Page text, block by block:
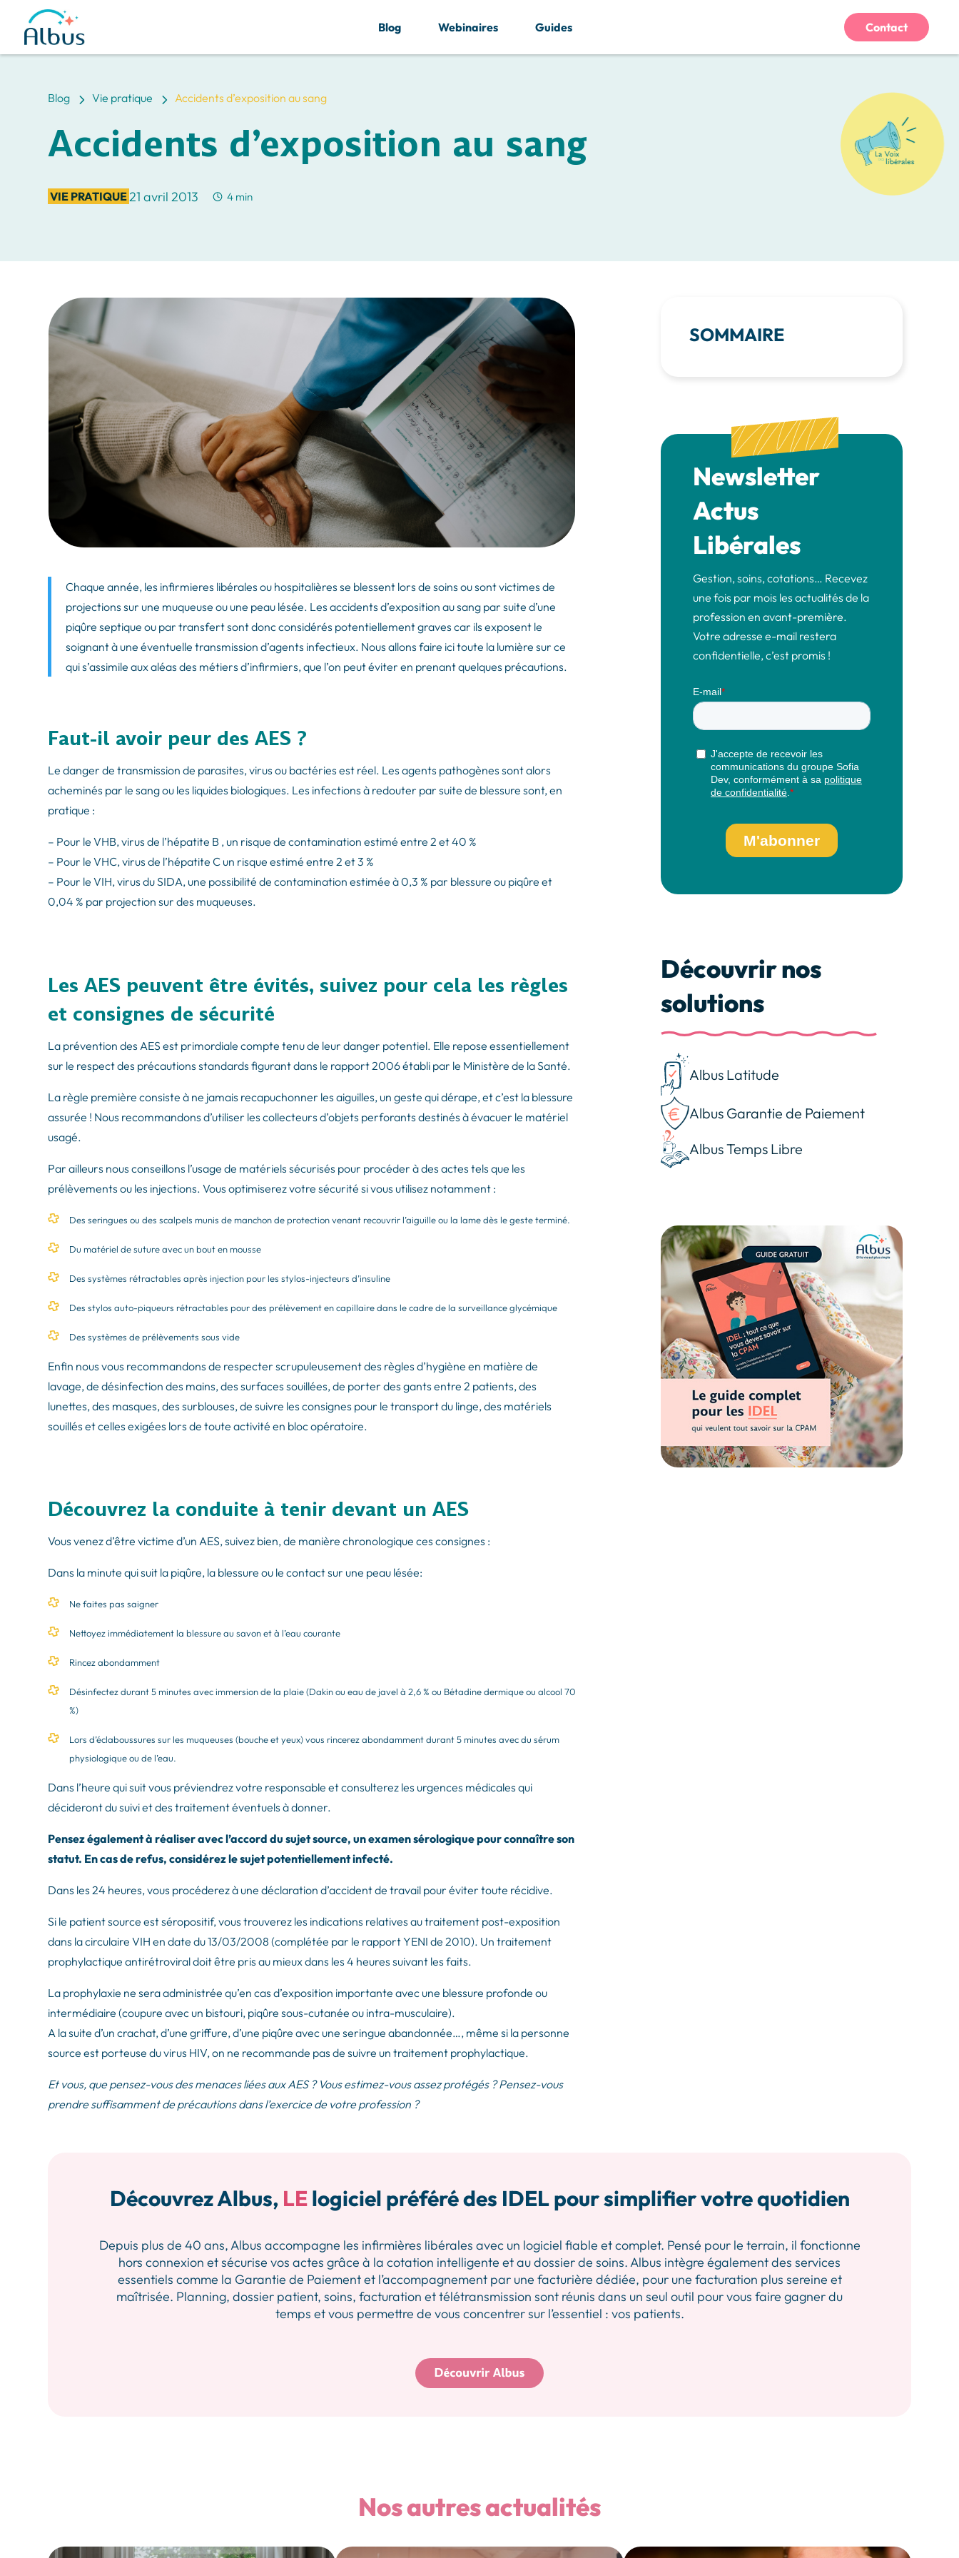
Blog 5 Vie pratique 5 Accidents d’exposition au sang
Accidents d’exposition au sang
VIE PRATIQUE21 avril 2013 4 min
Chaque année, les infirmieres libérales ou hospitalières se blessent lors de soins ou sont victimes de
projections sur une muqueuse ou une peau lésée. Les accidents d’exposition au sang par suite d’une
piqûre septique ou par transfert sont donc considérés potentiellement graves car ils exposent le
soignant à une éventuelle transmission d’agents infectieux. Nous allons faire ici toute la lumière sur ce
qui s’assimile aux aléas des métiers d’infirmiers, que l’on peut éviter en prenant quelques précautions.
Faut-il avoir peur des AES ?
Le danger de transmission de parasites, virus ou bactéries est réel. Les agents pathogènes sont alors
acheminés par le sang ou les liquides biologiques. Les infections à redouter par suite de blessure sont, en
pratique :
– Pour le VHB, virus de l’hépatite B , un risque de contamination estimé entre 2 et 40 %
– Pour le VHC, virus de l’hépatite C un risque estimé entre 2 et 3 %
– Pour le VIH, virus du SIDA, une possibilité de contamination estimée à 0,3 % par blessure ou piqûre et
0,04 % par projection sur des muqueuses.
Les AES peuvent être évités, suivez pour cela les règles
et consignes de sécurité
La prévention des AES est primordiale compte tenu de leur danger potentiel. Elle repose essentiellement
sur le respect des précautions standards figurant dans le rapport 2006 établi par le Ministère de la Santé.
La règle première consiste à ne jamais recapuchonner les aiguilles, un geste qui dérape, et c’est la blessure
assurée ! Nous recommandons d’utiliser les collecteurs d’objets perforants destinés à évacuer le matériel
usagé.
Par ailleurs nous conseillons l’usage de matériels sécurisés pour procéder à des actes tels que les
prélèvements ou les injections. Vous optimiserez votre sécurité si vous utilisez notamment :
Des seringues ou des scalpels munis de manchon de protection venant recouvrir l’aiguille ou la lame dès le geste terminé.
Du matériel de suture avec un bout en mousse
Des systèmes rétractables après injection pour les stylos-injecteurs d’insuline
Des stylos auto-piqueurs rétractables pour des prélèvement en capillaire dans le cadre de la surveillance glycémique
Des systèmes de prélèvements sous vide
Enfin nous vous recommandons de respecter scrupuleusement des règles d’hygiène en matière de
lavage, de désinfection des mains, des surfaces souillées, de porter des gants entre 2 patients, des
lunettes, des masques, des surblouses, de suivre les consignes pour le transport du linge, des matériels
souillés et celles exigées lors de toute activité en bloc opératoire.
Découvrez la conduite à tenir devant un AES
Vous venez d’être victime d’un AES, suivez bien, de manière chronologique ces consignes :
Dans la minute qui suit la piqûre, la blessure ou le contact sur une peau lésée:
Ne faites pas saigner
Nettoyez immédiatement la blessure au savon et à l’eau courante
Rincez abondamment
Désinfectez durant 5 minutes avec immersion de la plaie (Dakin ou eau de javel à 2,6 % ou Bétadine dermique ou alcool 70
%)
Lors d’éclaboussures sur les muqueuses (bouche et yeux) vous rincerez abondamment durant 5 minutes avec du sérum
physiologique ou de l’eau.
Dans l’heure qui suit vous préviendrez votre responsable et consulterez les urgences médicales qui
décideront du suivi et des traitement éventuels à donner.
Pensez également à réaliser avec l’accord du sujet source, un examen sérologique pour connaître son
statut. En cas de refus, considérez le sujet potentiellement infecté.
Dans les 24 heures, vous procéderez à une déclaration d’accident de travail pour éviter toute récidive.
Si le patient source est séropositif, vous trouverez les indications relatives au traitement post-exposition
dans la circulaire VIH en date du 13/03/2008 (complétée par le rapport YENI de 2010). Un traitement
prophylactique antirétroviral doit être pris au mieux dans les 4 heures suivant les faits.
La prophylaxie ne sera administrée qu’en cas d’exposition importante avec une blessure profonde ou
intermédiaire (coupure avec un bistouri, piqûre sous-cutanée ou intra-musculaire).
A la suite d’un crachat, d’une griffure, d’une piqûre avec une seringue abandonnée…, même si la personne
source est porteuse du virus HIV, on ne recommande pas de suivre un traitement prophylactique.
Et vous, que pensez-vous des menaces liées aux AES ? Vous estimez-vous assez protégés ? Pensez-vous
prendre suffisamment de précautions dans l’exercice de votre profession ?
SOMMAIRE
Newsletter
Actus
Libérales
Gestion, soins, cotations… Recevez
une fois par mois les actualités de la
profession en avant-première.
Votre adresse e-mail restera
confidentielle, c’est promis !
Découvrir nos
solutions
Albus Latitude
Albus Garantie de Paiement
Albus Temps Libre
Découvrez Albus, LElogiciel préféré des IDEL pour simplifier votre quotidien
Depuis plus de 40 ans, Albus accompagne les infirmières libérales avec un logiciel fiable et complet. Pensé pour le terrain, il fonctionne
hors connexion et sécurise vos actes grâce à la cotation intelligente et au dossier de soins. Albus intègre également des services
essentiels comme la Garantie de Paiement et l’accompagnement par une facturière dédiée, pour une facturation plus sereine et
maîtrisée. Planning, dossier patient, soins, facturation et télétransmission sont réunis dans un seul outil pour vous faire gagner du
temps et vous permettre de vous concentrer sur l’essentiel : vos patients.
Nos autres actualités
Blog Webinaires Guides Contact